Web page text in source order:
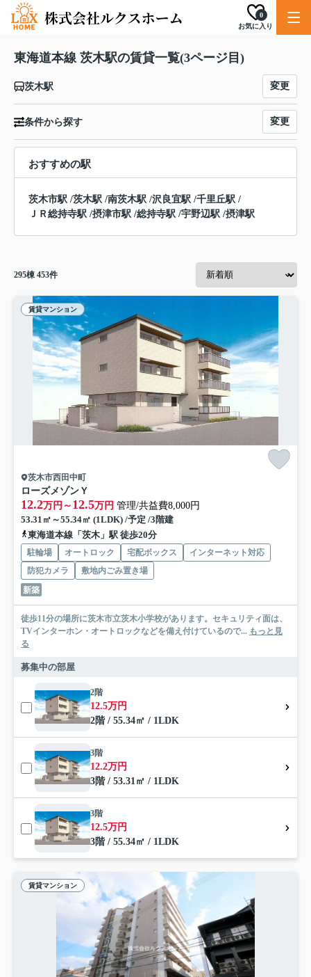
お気に入り
0
東海道本線 茨木駅の賃貸一覧(3ページ目)
茨木駅 変更
条件から探す 変更
おすすめの駅
茨木市駅 /茨木駅 /南茨木駅 /沢良宜駅 /千里丘駅 /
ＪＲ総持寺駅 /摂津市駅 /総持寺駅 /宇野辺駅 /摂津駅
295棟 453件
賃貸マンション
茨木市西田中町
ローズメゾンＹ
12.2万円～ 12.5万円 管理/共益費8,000円
53.31㎡～55.34㎡ (1LDK) /予定 /3階建
東海道本線「茨木」駅 徒歩20分
駐輪場 オートロック 宅配ボックス
インターネット対応
防犯カメラ
敷地内ごみ置き場
新築
徒歩11分の場所に茨木市立茨木小学校があります。セキュリティ面は、
TVインターホン・オートロックなどを備え付けているので... もっと見
る
募集中の部屋
2階
12.5万円
2階 / 55.34㎡ / 1LDK
3階
12.2万円
3階 / 53.31㎡ / 1LDK
3階
12.5万円
3階 / 55.34㎡ / 1LDK
賃貸マンション